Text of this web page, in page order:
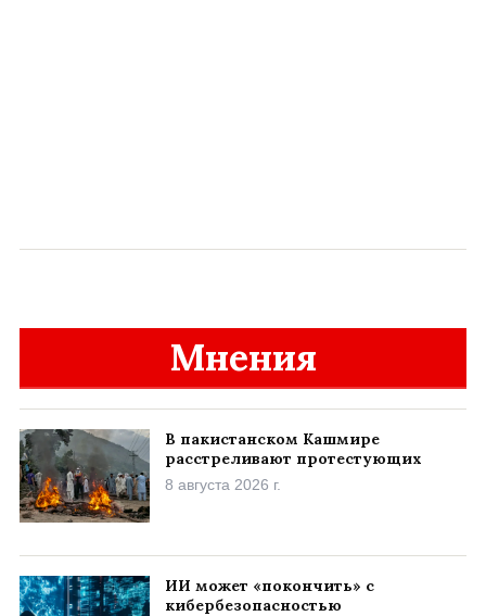
Мнения
В пакистанском Кашмире
расстреливают протестующих
8 августа 2026 г.
ИИ может «покончить» с
кибербезопасностью